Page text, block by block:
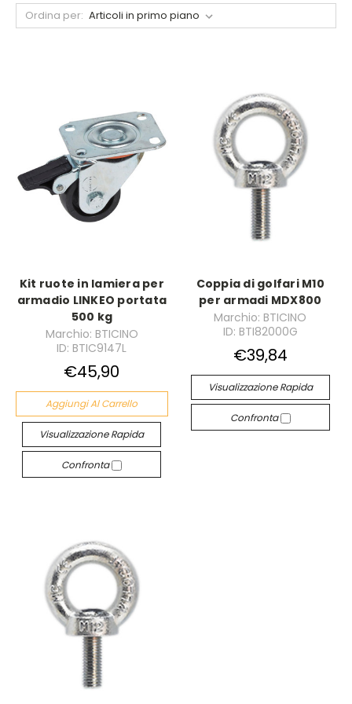
Ordina per:
Kit ruote in lamiera per
armadio LINKEO portata
500 kg
Marchio: BTICINO
ID: BTIC9147L
€45,90
Aggiungi Al Carrello
Visualizzazione Rapida
Confronta
Coppia di golfari M10
per armadi MDX800
Marchio: BTICINO
ID: BTI82000G
€39,84
Visualizzazione Rapida
Confronta